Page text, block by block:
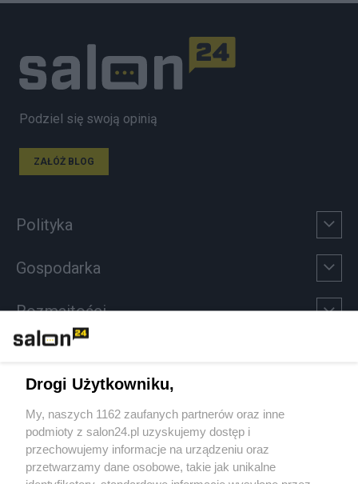
Podziel się swoją opinią
ZAŁÓŻ BLOG
Polityka
Gospodarka
Rozmaitości
Sport
Społeczeństwo
Drogi Użytkowniku,
My, naszych 1162 zaufanych partnerów oraz inne
podmioty z salon24.pl uzyskujemy dostęp i
przechowujemy informacje na urządzeniu oraz
przetwarzamy dane osobowe, takie jak unikalne